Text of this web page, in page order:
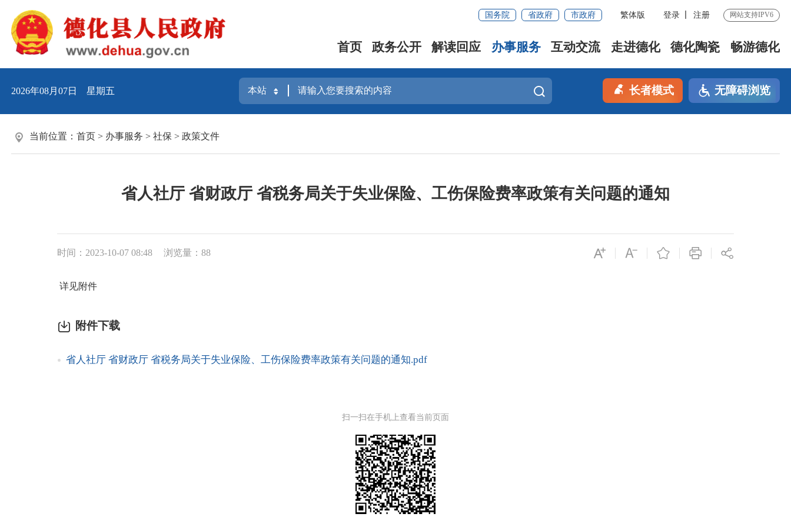
国务院 省政府 市政府 繁体版 登录 注册 网站支持IPV6
首页 政务公开 解读回应 办事服务 互动交流 走进德化 德化陶瓷 畅游德化
2026年08月07日 星期五 长者模式 无障碍浏览
当前位置： 首页 > 办事服务 > 社保 > 政策文件
省人社厅 省财政厅 省税务局关于失业保险、工伤保险费率政策有关问题的通知
时间：2023-10-07 08:48 浏览量：88
详见附件
附件下载
省人社厅 省财政厅 省税务局关于失业保险、工伤保险费率政策有关问题的通知.pdf
扫一扫在手机上查看当前页面